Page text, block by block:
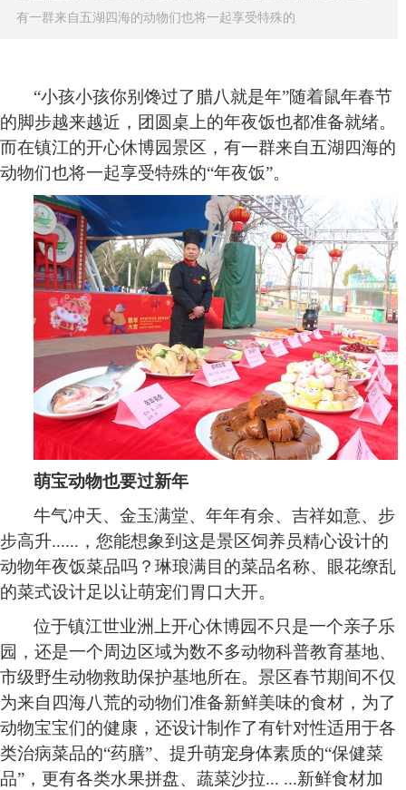
有一群来自五湖四海的动物们也将一起享受特殊的
“小孩小孩你别馋过了腊八就是年”随着鼠年春节
的脚步越来越近，团圆桌上的年夜饭也都准备就绪。
而在镇江的开心休博园景区，有一群来自五湖四海的
动物们也将一起享受特殊的“年夜饭”。
萌宝动物也要过新年
牛气冲天、金玉满堂、年年有余、吉祥如意、步
步高升...... ，您能想象到这是景区饲养员精心设计的
动物年夜饭菜品吗？琳琅满目的菜品名称、眼花缭乱
的菜式设计足以让萌宠们胃口大开。
位于镇江世业洲上开心休博园不只是一个亲子乐
园，还是一个周边区域为数不多动物科普教育基地、
市级野生动物救助保护基地所在。景区春节期间不仅
为来自四海八荒的动物们准备新鲜美味的食材，为了
动物宝宝们的健康，还设计制作了有针对性适用于各
类治病菜品的“药膳”、提升萌宠身体素质的“保健菜
品”，更有各类水果拼盘、蔬菜沙拉... ...新鲜食材加